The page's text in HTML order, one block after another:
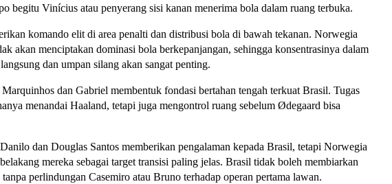
begitu Vinícius atau penyerang sisi kanan menerima bola dalam ruang terbuka.
komando elit di area penalti dan distribusi bola di bawah tekanan. Norwegia
akan menciptakan dominasi bola berkepanjangan, sehingga konsentrasinya dalam
dan umpan silang akan sangat penting.
Marquinhos dan Gabriel membentuk fondasi bertahan tengah terkuat Brasil. Tugas
menandai Haaland, tetapi juga mengontrol ruang sebelum Ødegaard bisa
dan Douglas Santos memberikan pengalaman kepada Brasil, tetapi Norwegia
mereka sebagai target transisi paling jelas. Brasil tidak boleh membiarkan
perlindungan Casemiro atau Bruno terhadap operan pertama lawan.